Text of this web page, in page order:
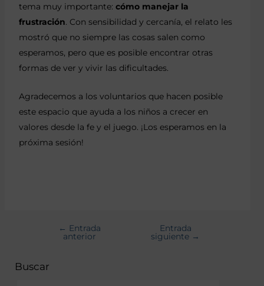
tema muy importante: cómo manejar la
frustración. Con sensibilidad y cercanía, el relato les
mostró que no siempre las cosas salen como
esperamos, pero que es posible encontrar otras
formas de ver y vivir las dificultades.
Agradecemos a los voluntarios que hacen posible
este espacio que ayuda a los niños a crecer en
valores desde la fe y el juego. ¡Los esperamos en la
próxima sesión!
← Entrada
anterior
Entrada
siguiente →
Buscar